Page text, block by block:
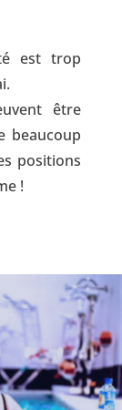
est trop
être
beaucoup
positions
!